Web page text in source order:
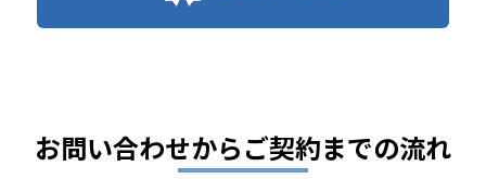
お問い合わせからご契約までの流れ